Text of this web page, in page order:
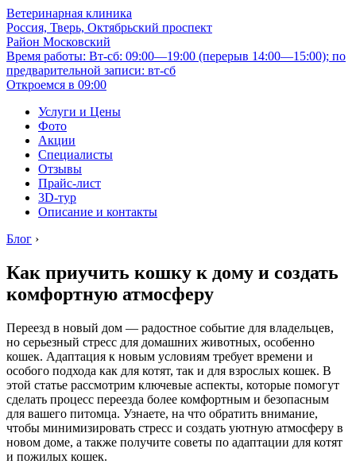
Ветеринарная клиника
Россия, Тверь, Октябрьский проспект
Район Московский
Время работы: Вт-сб: 09:00—19:00 (перерыв 14:00—15:00); по
предварительной записи: вт-сб
Откроемся в 09:00
Услуги и Цены
Фото
Акции
Специалисты
Отзывы
Прайс-лист
3D-тур
Описание и контакты
Блог ›
Как приучить кошку к дому и создать
комфортную атмосферу
Переезд в новый дом — радостное событие для владельцев,
но серьезный стресс для домашних животных, особенно
кошек. Адаптация к новым условиям требует времени и
особого подхода как для котят, так и для взрослых кошек. В
этой статье рассмотрим ключевые аспекты, которые помогут
сделать процесс переезда более комфортным и безопасным
для вашего питомца. Узнаете, на что обратить внимание,
чтобы минимизировать стресс и создать уютную атмосферу в
новом доме, а также получите советы по адаптации для котят
и пожилых кошек.